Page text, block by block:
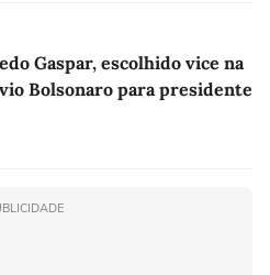
Gaspar, escolhido vice na
Bolsonaro para presidente